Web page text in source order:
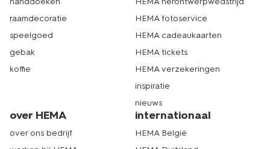
raamdecoratie
speelgoed
gebak
koffie
HEMA fotoservice
HEMA cadeaukaarten
HEMA tickets
HEMA verzekeringen
inspiratie
nieuws
over HEMA
over ons bedrijf
internationaal
HEMA België